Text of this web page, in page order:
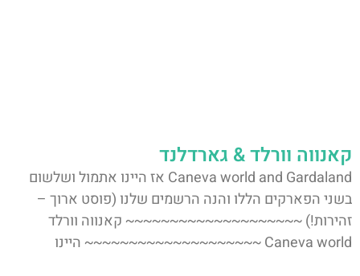
קאנווה וורלד & גארדלנד
Caneva world and Gardaland אז היינו אתמול ושלשום
בשני הפארקים הללו והנה הרשמים שלנו (פוסט ארוך –
זהירות!) ~~~~~~~~~~~~~~~~~~~~ קאנווה וורלד
Caneva world ~~~~~~~~~~~~~~~~~~~~ היינו